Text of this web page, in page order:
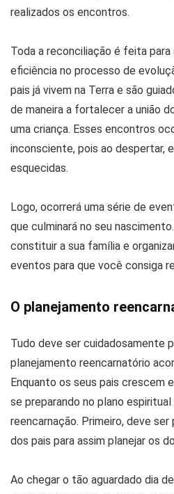
realizados os encontros.
Toda a reconciliação é feita para
eficiência no processo de
pais já vivem na Terra e são
de maneira a fortalecer a união
uma criança. Esses encontros
inconsciente, pois ao despertar,
esquecidas.
Logo, ocorrerá uma série de
que culminará no seu
constituir a sua família e
eventos para que você consiga
O planejamento
Tudo deve ser cuidadosamente
planejamento reencarnatório
Enquanto os seus pais crescem
se preparando no plano
reencarnação. Primeiro, deve
dos pais para assim planejar os
Ao chegar o tão aguardado dia